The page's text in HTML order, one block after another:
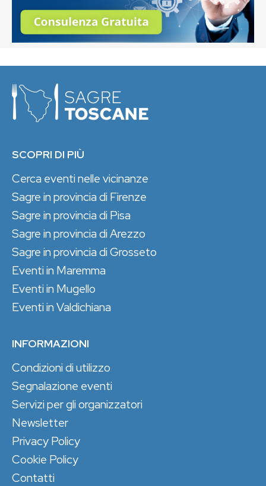
SCOPRI DI PIÙ
Cerca eventi nelle vicinanze
Sagre in provincia di Firenze
Sagre in provincia di Pisa
Sagre in provincia di Arezzo
Sagre in provincia di Grosseto
Eventi in Maremma
Eventi in Mugello
Eventi in Valdichiana
INFORMAZIONI
Condizioni di utilizzo
Segnalazione eventi
Servizi per gli organizzatori
Newsletter
Privacy Policy
Cookie Policy
Contatti